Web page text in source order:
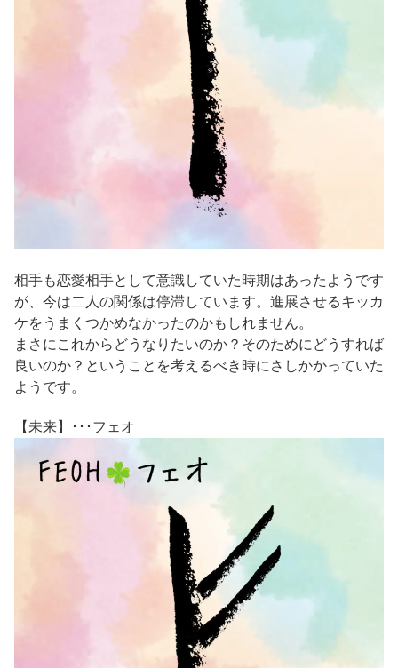
相手も恋愛相手として意識していた時期はあったようです
が、今は二人の関係は停滞しています。進展させるキッカ
ケをうまくつかめなかったのかもしれません。
まさにこれからどうなりたいのか？そのためにどうすれば
良いのか？ということを考えるべき時にさしかかっていた
ようです。
【未来】･･･フェオ